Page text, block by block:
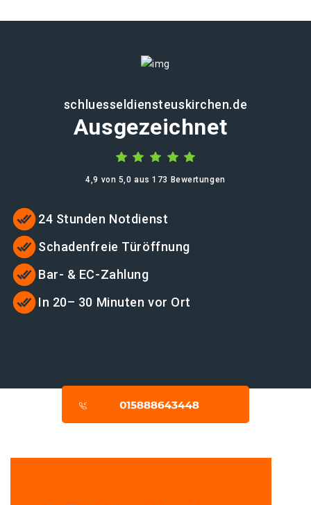
schluesseldiensteuskirchen.de
Ausgezeichnet
4,9 von 5,0 aus 173 Bewertungen
24 Stunden Notdienst
Schadenfreie Türöffnung
Bar- & EC-Zahlung
In 20– 30 Minuten vor Ort